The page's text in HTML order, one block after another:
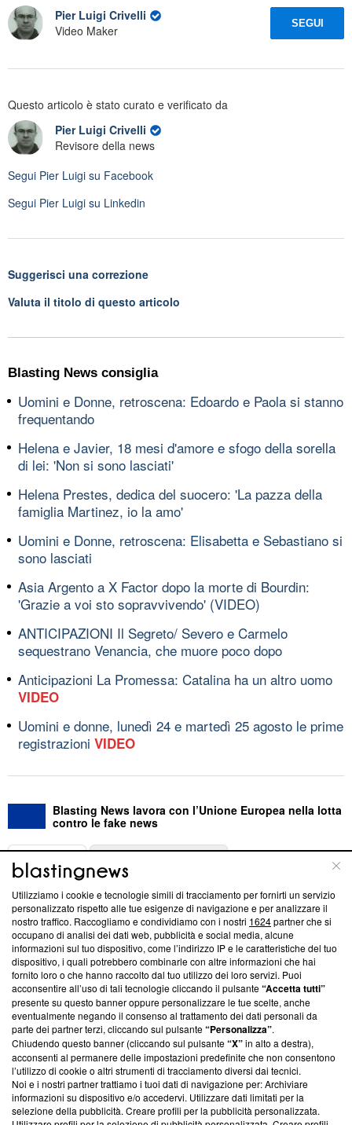
Pier Luigi Crivelli
Video Maker
SEGUI
Questo articolo è stato curato e verificato da
Pier Luigi Crivelli
Revisore della news
Segui Pier Luigi su Facebook
Segui Pier Luigi su Linkedin
Suggerisci una correzione
Valuta il titolo di questo articolo
Blasting News consiglia
Uomini e Donne, retroscena: Edoardo e Paola si stanno
frequentando
Helena e Javier, 18 mesi d'amore e sfogo della sorella
di lei: 'Non si sono lasciati'
Helena Prestes, dedica del suocero: 'La pazza della
famiglia Martinez, io la amo'
Uomini e Donne, retroscena: Elisabetta e Sebastiano si
sono lasciati
Asia Argento a X Factor dopo la morte di Bourdin:
'Grazie a voi sto sopravvivendo' (VIDEO)
ANTICIPAZIONI Il Segreto/ Severo e Carmelo
sequestrano Venancia, che muore poco dopo
Anticipazioni La Promessa: Catalina ha un altro uomo
VIDEO
Uomini e donne, lunedì 24 e martedì 25 agosto le prime
registrazioni VIDEO
Blasting News lavora con l’Unione Europea nella lotta
contro le fake news
ABOUT
Questa sezione offre informazioni trasparenti su Blasting
News, sui nostri processi editoriali e su come ci impegniamo a
creare news di qualità. Inoltre, afferma la nostra aderenza a
‘Trust Project - News with Integrity’Blasting News non è
ancora membro del programma, ma ha richiesto di farne
parte; Trust Project non ha ancora effettuato una verifica di
conformità agli standard.
Su di noi
Team editoriale
Corporate
Redazione
Utilizziamo i cookie e tecnologie simili di tracciamento per fornirti un servizio
personalizzato rispetto alle tue esigenze di navigazione e per analizzare il
nostro traffico. Raccogliamo e condividiamo con i nostri 1624partner che si
occupano di analisi dei dati web, pubblicità e social media, alcune
informazioni sul tuo dispositivo, come l’indirizzo IP e le caratteristiche del tuo
dispositivo, i quali potrebbero combinarle con altre informazioni che hai
fornito loro o che hanno raccolto dal tuo utilizzo dei loro servizi. Puoi
acconsentire all’uso di tali tecnologie cliccando il pulsante“Accetta tutti”
presente su questo banner oppure personalizzare le tue scelte, anche
eventualmente negando il consenso al trattamento dei dati personali da
parte dei partner terzi, cliccando sul pulsante“Personalizza”.
Chiudendo questo banner (cliccando sul pulsante“X”in alto a destra),
acconsenti al permanere delle impostazioni predefinite che non consentono
l’utilizzo di cookie o altri strumenti di tracciamento diversi dai tecnici.
Noi e i nostri partner trattiamo i tuoi dati di navigazione per: Archiviare
informazioni su dispositivo e/o accedervi. Utilizzare dati limitati per la
selezione della pubblicità. Creare profili per la pubblicità personalizzata.